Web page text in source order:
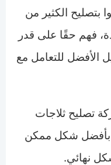
بتصليح الكثير من
فهم حقًا على قدر
الأفضل للتعامل مع
تصليح ثلاجات
بأفضل شكل ممكن
نهائي.